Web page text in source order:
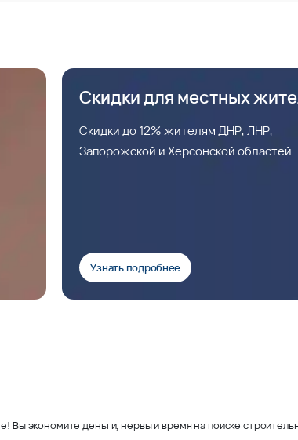
Скидки для местных
Скидки до 12% жителям ДНР, ЛНР,
Запорожской и Херсонской областей
Узнать подробнее
экономите деньги, нервы и время на поиске